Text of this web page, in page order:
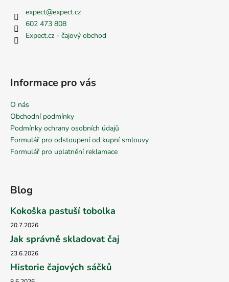
expect@expect.cz
602 473 808
Expect.cz - čajový obchod
Informace pro vás
O nás
Obchodní podmínky
Podmínky ochrany osobních údajů
Formulář pro odstoupení od kupní smlouvy
Formulář pro uplatnění reklamace
Blog
Kokoška pastuší tobolka
20.7.2026
Jak správně skladovat čaj
23.6.2026
Historie čajových sáčků